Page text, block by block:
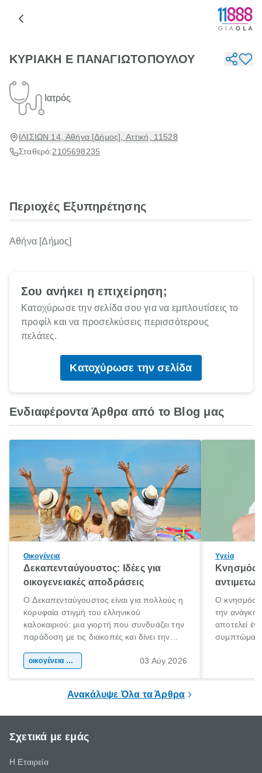
ΚΥΡΙΑΚΗ Ε ΠΑΝΑΓΙΩΤΟΠΟΥΛΟΥ
Ιατρός
ΙΛΙΣΙΩΝ 14, Αθήνα [Δήμος], Αττική, 11528
Σταθερό:2105698235
Περιοχές Εξυπηρέτησης
Αθήνα [Δήμος]
Σου ανήκει η επιχείρηση;
Κατοχύρωσε την σελίδα σου για να εμπλουτίσεις το
προφίλ και να προσελκύσεις περισσότερους
πελάτες.
Κατοχύρωσε την σελίδα
Ενδιαφέροντα Άρθρα από το Blog μας
Οικογένεια
Δεκαπενταύγουστος: Ιδέες για
οικογενειακές αποδράσεις
Ο Δεκαπενταύγουστος είναι για πολλούς η
κορυφαία στιγμή του ελληνικού
καλοκαιριού: μια γιορτή που συνδυάζει την
παράδοση με τις διακοπές και δίνει την
χώρας. Είτε πρόκειται για λίγες μέρες
οικογένεια & παιδί 03 Αύγ 2026
Υγεία
Κνησμός:
Ο κνησμός
την ανάγκη
αποτελεί
Ανακάλυψε Όλα τα Άρθρα
Σχετικά με εμάς
Η Εταιρεία